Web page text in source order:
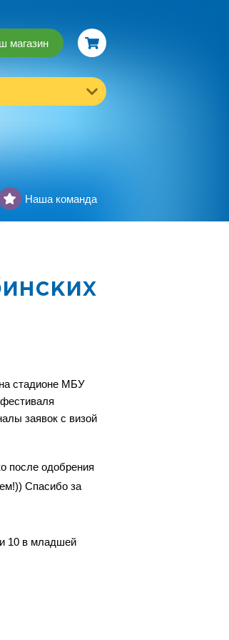
магазин
Наша команда
стадионе МБУ
заявок с визой
после одобрения
Спасибо за
и 10 в младшей